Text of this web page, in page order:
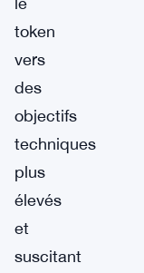
token
vers
des
objectifs
techniques
plus
élevés
et
suscitant